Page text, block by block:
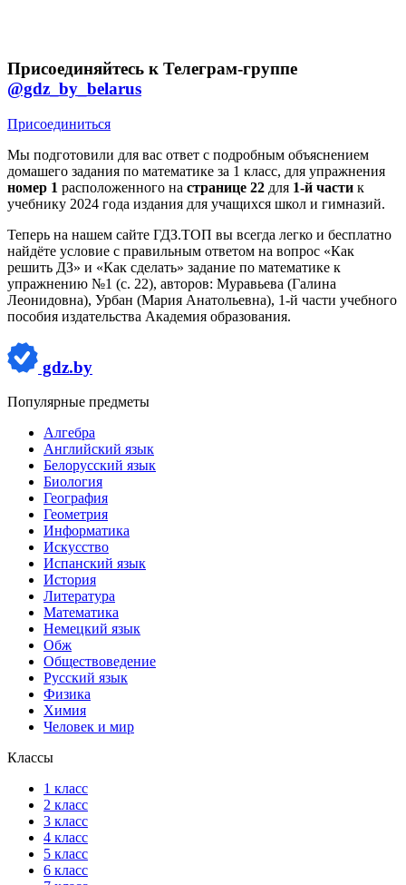
Присоединяйтесь к Телеграм-группе
@gdz_by_belarus
Присоединиться
Мы подготовили для вас ответ c подробным объяснением
домашего задания по математике за 1 класс, для упражнения
номер 1 расположенного на странице 22 для 1-й части к
учебнику 2024 года издания для учащихся школ и гимназий.
Теперь на нашем сайте ГДЗ.ТОП вы всегда легко и бесплатно
найдёте условие с правильным ответом на вопрос «Как
решить ДЗ» и «Как сделать» задание по математике к
упражнению №1 (с. 22), авторов: Муравьева (Галина
Леонидовна), Урбан (Мария Анатольевна), 1-й части учебного
пособия издательства Академия образования.
gdz.by
Популярные предметы
Алгебра
Английский язык
Белорусский язык
Биология
География
Геометрия
Информатика
Искусство
Испанский язык
История
Литература
Математика
Немецкий язык
Обж
Обществоведение
Русский язык
Физика
Химия
Человек и мир
Классы
1 класс
2 класс
3 класс
4 класс
5 класс
6 класс